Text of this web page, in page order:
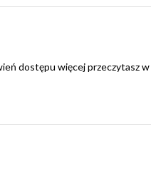
dostępu więcej przeczytasz w